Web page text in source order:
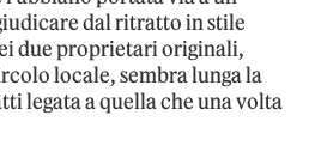
dal ritratto in stile
due proprietari originali,
locale, sembra lunga la
legata a quella che una volta